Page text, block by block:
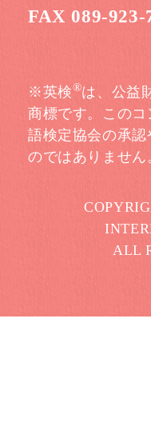
FAX 089-923-
※英検®は、公益
商標です。この
語検定協会の承
のではありません
ALL